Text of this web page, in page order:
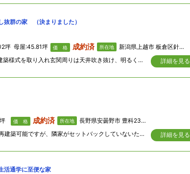
抜群の家 （決まりました）
坪 母屋:45.81坪 価 格 成約済 所在地
新潟県上越市 板倉区針 1458
昭和６２年宅地造成の角地斬新な建築様式を取り入れ玄関周りは天井吹き抜け、明るくのびのびとした造りです
詳細を見る
価 格 成約済 所在地
長野県安曇野市 豊科2334‐7
現況有姿（古家あり）、公簿売買 再建築可能ですが、隣家がセットバックしていないため、車の進入が難しいかもしれません。
詳細を見る
活通学に至便な家